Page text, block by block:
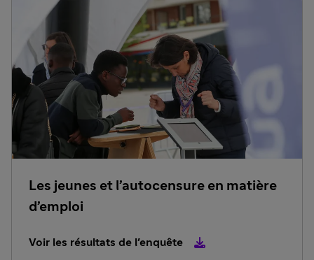
Les jeunes et l’autocensure en matière
d’emploi
Voir les résultats de l'enquête